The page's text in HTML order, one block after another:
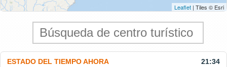
Leaflet | Tiles © Esri
ESTADO DEL TIEMPO AHORA 21:34